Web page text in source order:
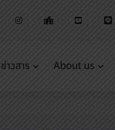
ข่าวสาร About us